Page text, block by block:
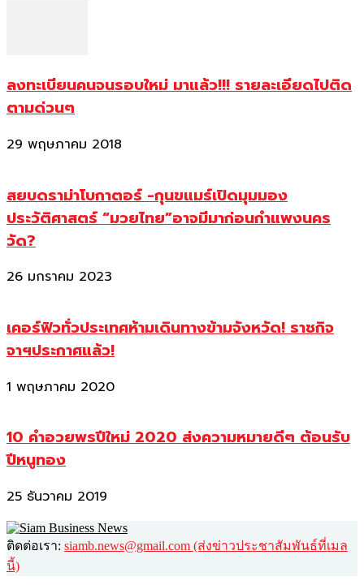
ลงทะเบียนคนจนรอบใหม่ มาแล้ว!!! รายละเอียดไปติด
ตามด่วนๆ
29 พฤษภาคม 2018
สยบดราม่าโบกาตอร์ -กุนขแมร์เปิดมุมมอง
ประวัติศาสตร์ “มวยไทย”อาจมีมาก่อนกำแพงนคร
วัด?
26 มกราคม 2023
เคอร์ฟิวทั่วประเทศห้ามเดินทางข้ามจังหวัด! ราชกิจ
จาฯประกาศแล้ว!
1 พฤษภาคม 2020
10 คำอวยพรปีใหม่ 2020 ส่งความหมายดีๆ ต้อนรับ
ปีหนูทอง
25 ธันวาคม 2019
ติดต่อเรา: siamb.news@gmail.com (ส่งข่าวประชาสัมพันธ์ที่เมล
นี้)